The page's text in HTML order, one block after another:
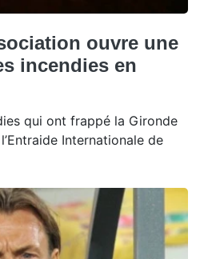
ouvre une
incendies en
qui ont frappé la Gironde
Internationale de